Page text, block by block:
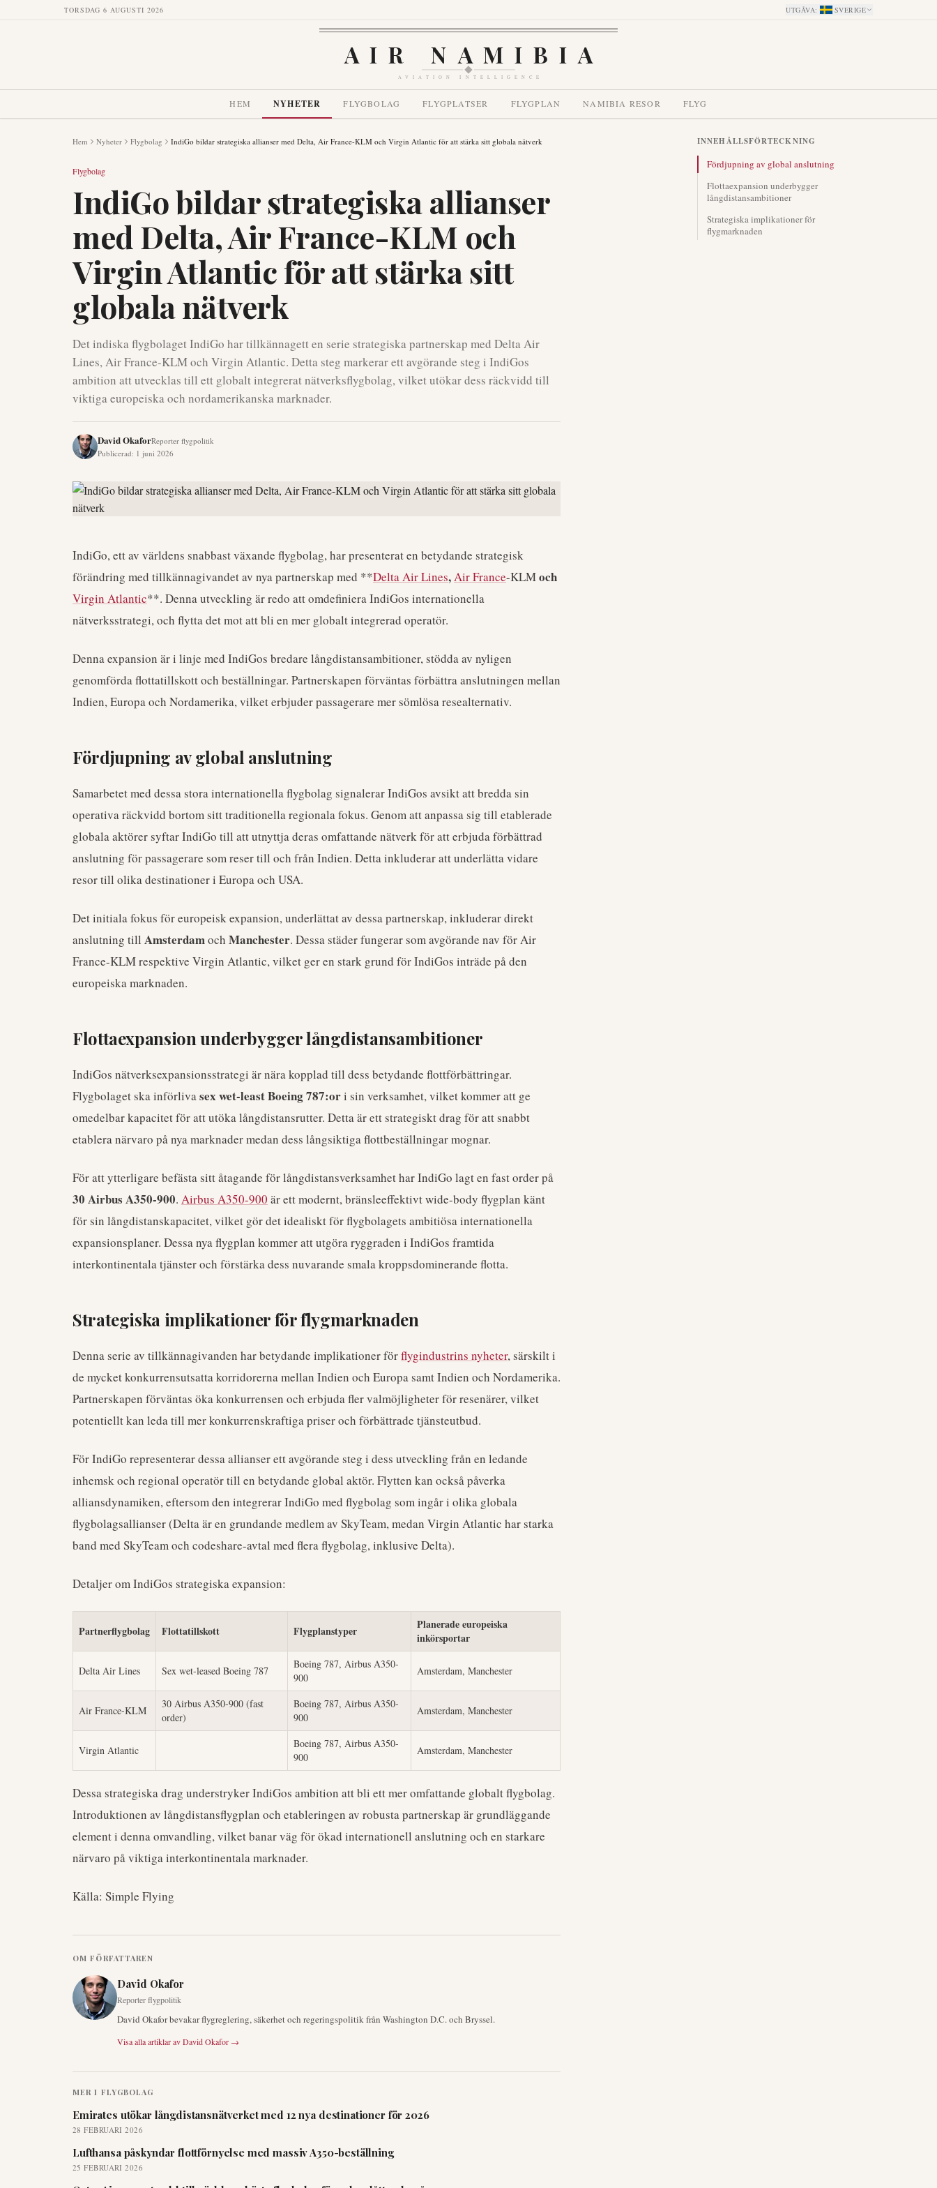
TORSDAG 6 AUGUSTI 2026 UTGÅVA: SVERIGE
AIR NAMIBIA
AVIATION INTELLIGENCE
HEM NYHETER FLYGBOLAG FLYGPLATSER FLYGPLAN NAMIBIA RESOR FLYG
Hem Nyheter Flygbolag IndiGo bildar strategiska allianser med Delta, Air France-KLM och Virgin Atlantic för att stärka sitt globala nätverk
Flygbolag
IndiGo bildar strategiska allianser
med Delta, Air France-KLM och
Virgin Atlantic för att stärka sitt
globala nätverk
Det indiska flygbolaget IndiGo har tillkännagett en serie strategiska partnerskap med Delta Air
Lines, Air France-KLM och Virgin Atlantic. Detta steg markerar ett avgörande steg i IndiGos
ambition att utvecklas till ett globalt integrerat nätverksflygbolag, vilket utökar dess räckvidd till
viktiga europeiska och nordamerikanska marknader.
David OkaforReporter flygpolitik
Publicerad: 1 juni 2026
IndiGo, ett av världens snabbast växande flygbolag, har presenterat en betydande strategisk
förändring med tillkännagivandet av nya partnerskap med **Delta Air Lines,Air France-KLMoch
Virgin Atlantic**. Denna utveckling är redo att omdefiniera IndiGos internationella
nätverksstrategi, och flytta det mot att bli en mer globalt integrerad operatör.
Denna expansion är i linje med IndiGos bredare långdistansambitioner, stödda av nyligen
genomförda flottatillskott och beställningar. Partnerskapen förväntas förbättra anslutningen mellan
Indien, Europa och Nordamerika, vilket erbjuder passagerare mer sömlösa resealternativ.
Fördjupning av global anslutning
Samarbetet med dessa stora internationella flygbolag signalerar IndiGos avsikt att bredda sin
operativa räckvidd bortom sitt traditionella regionala fokus. Genom att anpassa sig till etablerade
globala aktörer syftar IndiGo till att utnyttja deras omfattande nätverk för att erbjuda förbättrad
anslutning för passagerare som reser till och från Indien. Detta inkluderar att underlätta vidare
resor till olika destinationer i Europa och USA.
Det initiala fokus för europeisk expansion, underlättat av dessa partnerskap, inkluderar direkt
anslutning till Amsterdamoch Manchester. Dessa städer fungerar som avgörande nav för Air
France-KLM respektive Virgin Atlantic, vilket ger en stark grund för IndiGos inträde på den
europeiska marknaden.
Flottaexpansion underbygger långdistansambitioner
IndiGos nätverksexpansionsstrategi är nära kopplad till dess betydande flottförbättringar.
Flygbolaget ska införlivasex wet-least Boeing 787:ori sin verksamhet, vilket kommer att ge
omedelbar kapacitet för att utöka långdistansrutter. Detta är ett strategiskt drag för att snabbt
etablera närvaro på nya marknader medan dess långsiktiga flottbeställningar mognar.
För att ytterligare befästa sitt åtagande för långdistansverksamhet har IndiGo lagt en fast order på
30 Airbus A350-900. Airbus A350-900 är ett modernt, bränsleeffektivt wide-body flygplan känt
för sin långdistanskapacitet, vilket gör det idealiskt för flygbolagets ambitiösa internationella
expansionsplaner. Dessa nya flygplan kommer att utgöra ryggraden i IndiGos framtida
interkontinentala tjänster och förstärka dess nuvarande smala kroppsdominerande flotta.
Strategiska implikationer för flygmarknaden
Denna serie av tillkännagivanden har betydande implikationer förflygindustrins nyheter, särskilt i
de mycket konkurrensutsatta korridorerna mellan Indien och Europa samt Indien och Nordamerika.
Partnerskapen förväntas öka konkurrensen och erbjuda fler valmöjligheter för resenärer, vilket
potentiellt kan leda till mer konkurrenskraftiga priser och förbättrade tjänsteutbud.
För IndiGo representerar dessa allianser ett avgörande steg i dess utveckling från en ledande
inhemsk och regional operatör till en betydande global aktör. Flytten kan också påverka
alliansdynamiken, eftersom den integrerar IndiGo med flygbolag som ingår i olika globala
flygbolagsallianser (Delta är en grundande medlem av SkyTeam, medan Virgin Atlantic har starka
band med SkyTeam och codeshare-avtal med flera flygbolag, inklusive Delta).
Detaljer om IndiGos strategiska expansion:
Partnerflygbolag Flottatillskott Flygplanstyper
Planerade europeiska
inkörsportar
Delta Air Lines Sex wet-leased Boeing 787
Boeing 787, Airbus A350-
900
Amsterdam, Manchester
Air France-KLM
30 Airbus A350-900 (fast
order)
Boeing 787, Airbus A350-
900
Amsterdam, Manchester
Virgin Atlantic
Boeing 787, Airbus A350-
900
Amsterdam, Manchester
Dessa strategiska drag understryker IndiGos ambition att bli ett mer omfattande globalt flygbolag.
Introduktionen av långdistansflygplan och etableringen av robusta partnerskap är grundläggande
element i denna omvandling, vilket banar väg för ökad internationell anslutning och en starkare
närvaro på viktiga interkontinentala marknader.
Källa: Simple Flying
OM FÖRFATTAREN
David Okafor
Reporter flygpolitik
David Okafor bevakar flygreglering, säkerhet och regeringspolitik från Washington D.C. och Bryssel.
Visa alla artiklar avDavid Okafor →
MER I FLYGBOLAG
Emirates utökar långdistansnätverket med 12 nya destinationer för 2026
28 FEBRUARI 2026
Lufthansa påskyndar flottförnyelse med massiv A350-beställning
25 FEBRUARI 2026
INNEHÅLLSFÖRTECKNING
Fördjupning av global anslutning
Flottaexpansion underbygger
långdistansambitioner
Strategiska implikationer för
flygmarknaden